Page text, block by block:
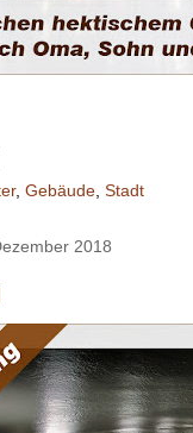
, Gebäude Stadt
2018